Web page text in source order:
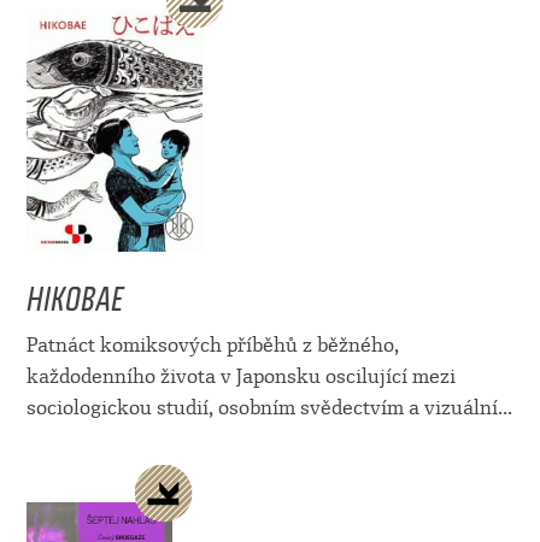
HIKOBAE
Patnáct komiksových příběhů z běžného,
každodenního života v Japonsku oscilující mezi
sociologickou studií, osobním svědectvím a vizuální...